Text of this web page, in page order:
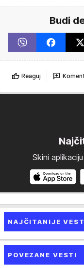
Budi
Reaguj
Skini
NAJČITANIJE
POVEZANE VESTI